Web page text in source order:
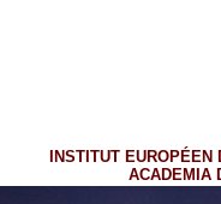
INSTITUT EUROPÉEN
ACADEMIA